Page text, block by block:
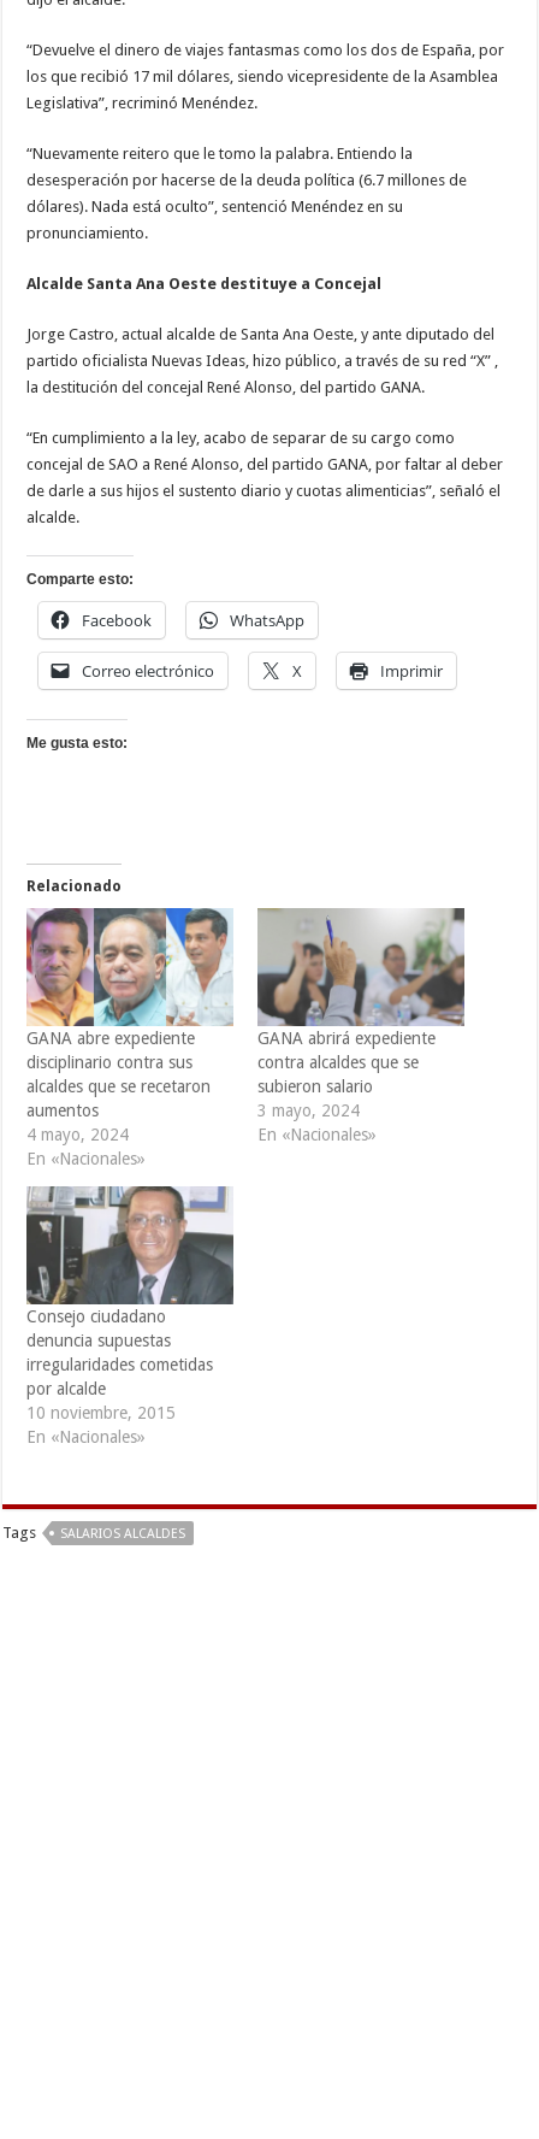
“Devuelve el dinero de viajes fantasmas como los dos de España, por
los que recibió 17 mil dólares, siendo vicepresidente de la Asamblea
Legislativa”, recriminó Menéndez.
“Nuevamente reitero que le tomo la palabra. Entiendo la
desesperación por hacerse de la deuda política (6.7 millones de
dólares). Nada está oculto”, sentenció Menéndez en su
pronunciamiento.
Alcalde Santa Ana Oeste destituye a Concejal
Jorge Castro, actual alcalde de Santa Ana Oeste, y ante diputado del
partido oficialista Nuevas Ideas, hizo público, a través de su red “X” ,
la destitución del concejal René Alonso, del partido GANA.
“En cumplimiento a la ley, acabo de separar de su cargo como
concejal de SAO a René Alonso, del partido GANA, por faltar al deber
de darle a sus hijos el sustento diario y cuotas alimenticias”, señaló el
alcalde.
Comparte esto:
Facebook WhatsApp
Correo electrónico X Imprimir
Me gusta esto:
Relacionado
GANA abre expediente
disciplinario contra sus
alcaldes que se recetaron
aumentos
4 mayo, 2024
En «Nacionales»
GANA abrirá expediente
contra alcaldes que se
subieron salario
3 mayo, 2024
En «Nacionales»
Consejo ciudadano
denuncia supuestas
irregularidades cometidas
por alcalde
10 noviembre, 2015
En «Nacionales»
Tags SALARIOS ALCALDES